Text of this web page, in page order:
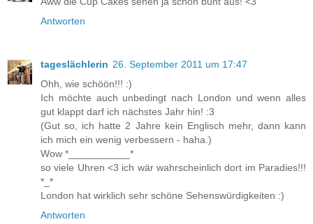
Antworten
tageslächlerin 26. September 2011 um 17:47
Ohh, wie schöön!!! :)
Ich möchte auch unbedingt nach London und wenn alles
gut klappt darf ich nächstes Jahr hin! :3
(Gut so, ich hatte 2 Jahre kein Englisch mehr, dann kann
ich mich ein wenig verbessern - haha.)
Wow *___________*
so viele Uhren <3 ich wär wahrscheinlich dort im Paradies!!!
*_*
London hat wirklich sehr schöne Sehenswürdigkeiten :)
Antworten